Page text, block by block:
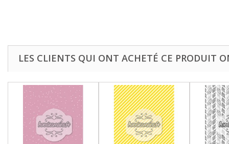
LES CLIENTS QUI ONT ACHETÉ CE PRODUIT